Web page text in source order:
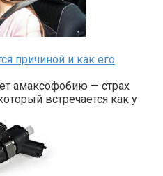
причиной и как его
амаксофобию — страх
встречается как у